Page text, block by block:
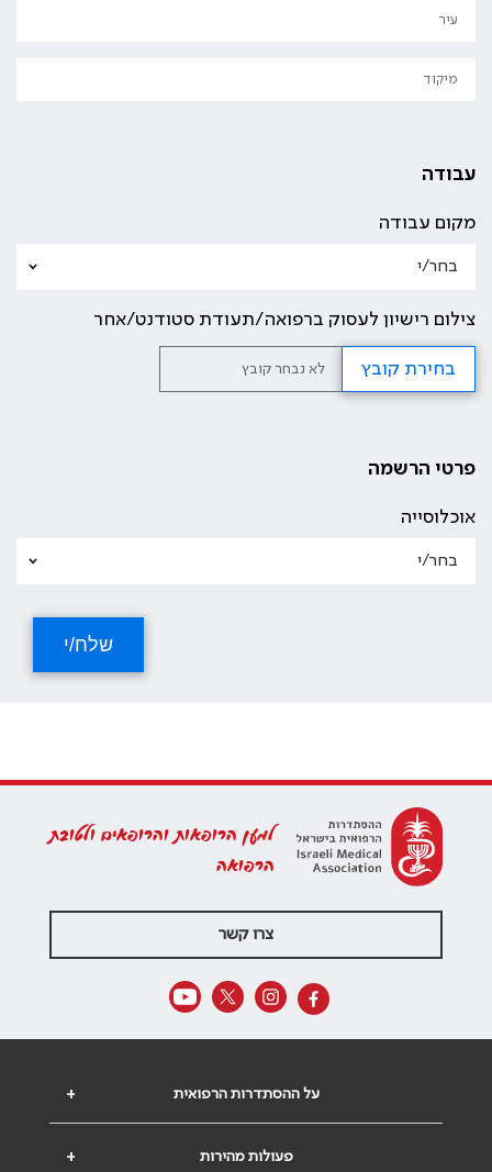
עבודה
מקום עבודה
צילום רישיון לעסוק ברפואה/תעודת סטודנט/אחר
בחירת קובץ לא נבחר קובץ
פרטי הרשמה
אוכלוסייה
למען הרופאות והרופאים ולטובת
הרפואה
צרו קשר
+ על ההסתדרות הרפואית
+ פעולות מהירות